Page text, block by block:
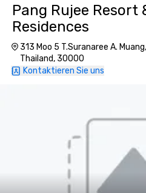
Pang Rujee Resort
Residences
313 Moo 5 T.Suranaree A.
Thailand, 30000
Kontaktieren Sie uns